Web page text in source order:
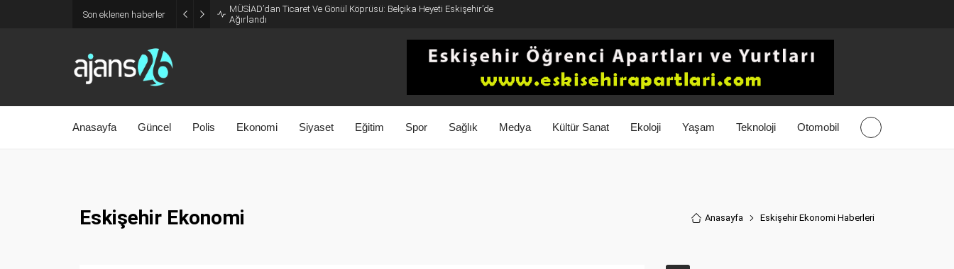
Son eklenen haberler
MÜSİAD’dan Ticaret Ve Gönül Köprüsü: Belçika Heyeti Eskişehir’de
Ağırlandı
Anasayfa Güncel Polis Ekonomi Siyaset Eğitim Spor Sağlık Medya Kültür Sanat Ekoloji Yaşam Teknoloji Otomobil
Eskişehir Ekonomi Anasayfa Eskişehir Ekonomi Haberleri